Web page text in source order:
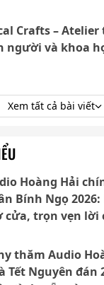
Crafts –
người và khoa
Xem tất cả bài viết
Hoàng Hải
Bính Ngọ
cửa, trọn vẹn lời
thăm Audio
Tết Nguyên đán